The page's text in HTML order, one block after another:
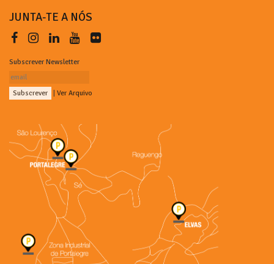
JUNTA-TE A NÓS
Subscrever Newsletter
Ver Arquivo